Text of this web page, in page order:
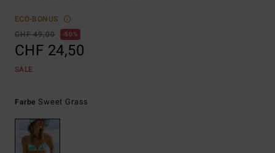
ECO-BONUS
CHF 49,00
50%
CHF 24,50
SALE
Farbe Sweet Grass